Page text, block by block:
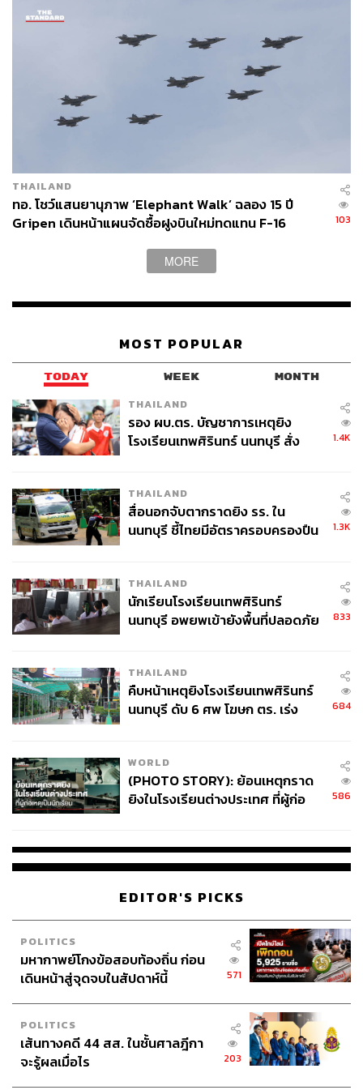
THAILAND
ทอ. โชว์แสนยานุภาพ ‘Elephant Walk’ ฉลอง 15 ปี
Gripen เดินหน้าแผนจัดซื้อฝูงบินใหม่ทดแทน F-16
103
MORE
MOST POPULAR
TODAY WEEK MONTH
THAILAND
รอง ผบ.ตร. บัญชาการเหตุยิง
โรงเรียนเทพศิรินทร์ นนทบุรี สั่ง
1.4K
THAILAND
สื่อนอกจับตากราดยิง รร. ใน
นนทบุรี ชี้ไทยมีอัตราครอบครองปืน
1.3K
THAILAND
นักเรียนโรงเรียนเทพศิรินทร์
นนทบุรี อพยพเข้ายังพื้นที่ปลอดภัย
833
THAILAND
คืบหน้าเหตุยิงโรงเรียนเทพศิรินทร์
นนทบุรี ดับ 6 ศพ โฆษก ตร. เร่ง
684
WORLD
(PHOTO STORY): ย้อนเหตุกราด
ยิงในโรงเรียนต่างประเทศ ที่ผู้ก่อ
586
EDITOR'S PICKS
POLITICS
มหากาพย์โกงข้อสอบท้องถิ่น ก่อน
เดินหน้าสู่จุดจบในสัปดาห์นี้
571
POLITICS
เส้นทางคดี 44 สส. ในชั้นศาลฎีกา
จะรู้ผลเมื่อไร
203